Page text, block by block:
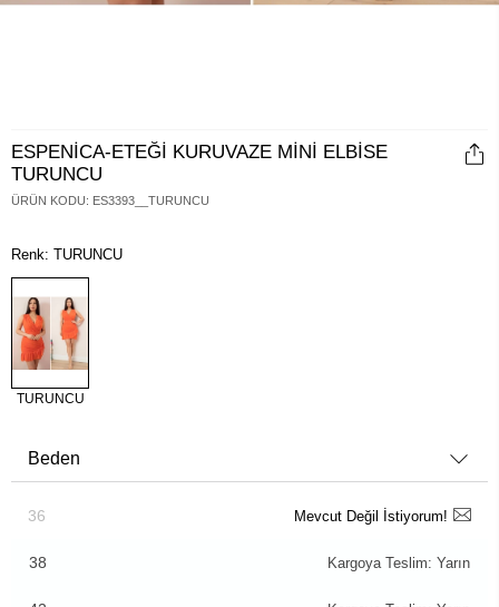
ESPENİCA-ETEĞİ KURUVAZE MİNİ ELBİSE
TURUNCU
ÜRÜN KODU: ES3393__TURUNCU
Renk: TURUNCU
TURUNCU
Beden
36 Mevcut Değil İstiyorum!
38 Kargoya Teslim: Yarın